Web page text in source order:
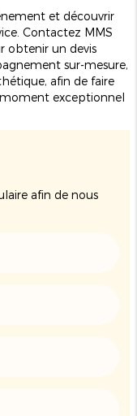
et découvrir
Contactez MMS
obtenir un devis
sur-mesure,
afin de faire
exceptionnel
afin de nous